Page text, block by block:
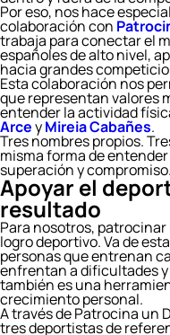
Por eso, nos hace
colaboración con
trabaja para conectar el
españoles de alto nivel,
hacia grandes
Esta colaboración nos
que representan valores
entender la actividad
ArceyMireia Cabañes.
Tres nombres propios.
misma forma de
superación y compromiso.
Apoyar el
resultado
Para nosotros,
logro deportivo. Va de
personas que entrenan
enfrentan a dificultades
también es una
crecimiento personal.
A través de Patrocina un
tres deportistas de